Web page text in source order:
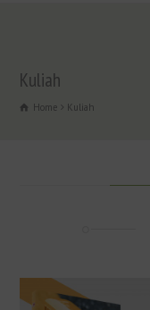
Kuliah
Home Kuliah